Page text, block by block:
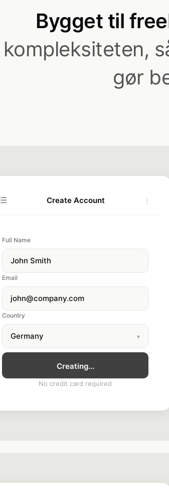
Bygget til
kompleksiteten,
gør
☰ Create Account ⋮
Full Name
John Smith
Email
john@company.com
Country
Germany ▾
Account Created
No credit card required